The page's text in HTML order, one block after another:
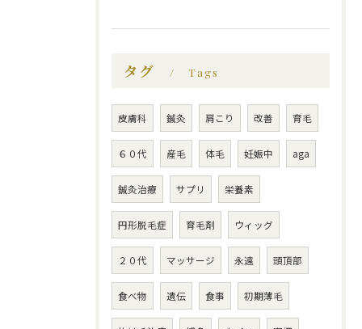
タグ Tags
皮膚科 鍼灸 肩こり 改善 育毛
６０代 産毛 体毛 妊娠中 aga
鍼灸治療 サプリ 栄養素
円形脱毛症 育毛剤 ウィッグ
２０代 マッサージ 永遠 頭頂部
食べ物 遺伝 食事 初期薄毛